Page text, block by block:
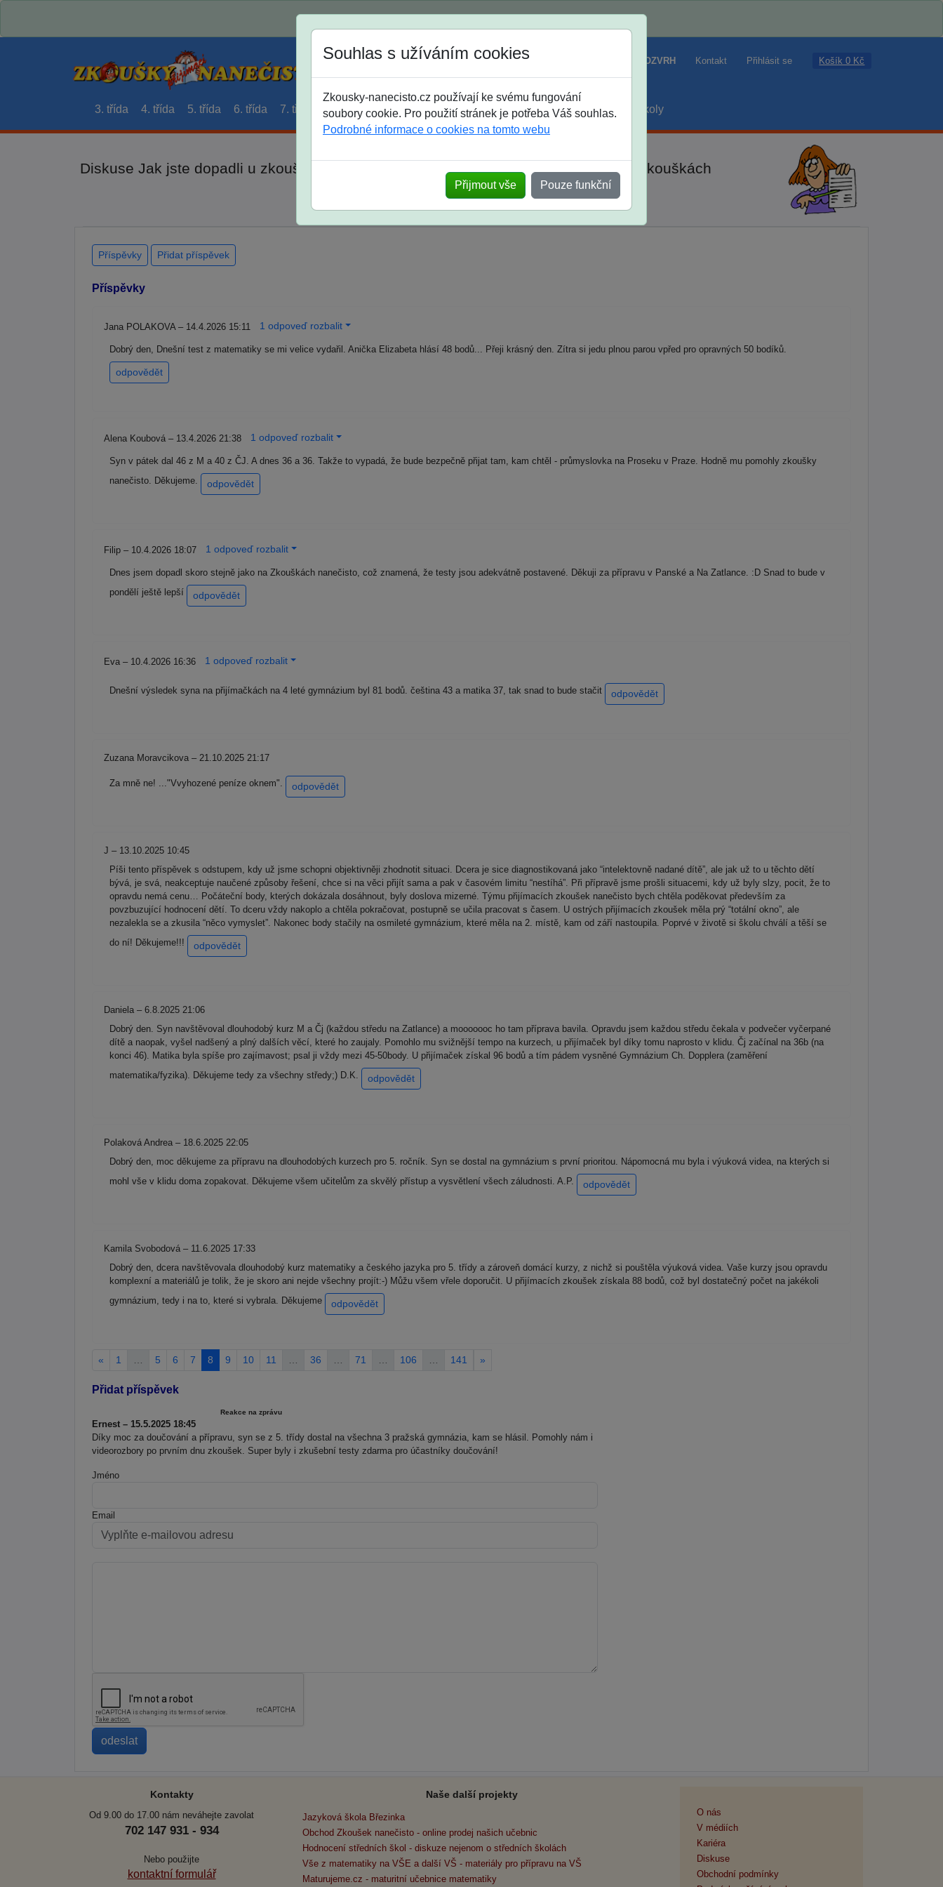
Jak si vybrat ROZVRH Kontakt Přihlásit se Košík 0 Kč
3. třída 4. třída 5. třída 6. třída 7. třída 8. třída 9. třída střední maturanti soutěže prázdniny školy
Diskuse Jak jste dopadli u zkoušek na SŠ? Vaše ohlasy po skutečných přijímacích zkouškách
Souhlas s užíváním cookies
Zkousky-nanecisto.cz používají ke svému fungování
soubory cookie. Pro použití stránek je potřeba Váš souhlas.
Podrobné informace o cookies na tomto webu
Přijmout vše Pouze funkční
Příspěvky Přidat příspěvek
Příspěvky
Jana POLAKOVA – 14.4.2026 15:11 1 odpoveď rozbalit
Dobrý den, Dnešní test z matematiky se mi velice vydařil. Anička Elizabeta hlásí 48 bodů... Přeji krásný den. Zítra si jedu plnou parou vpřed pro opravných 50 bodíků.
odpovědět
Alena Koubová – 13.4.2026 21:38 1 odpoveď rozbalit
Syn v pátek dal 46 z M a 40 z ČJ. A dnes 36 a 36. Takže to vypadá, že bude bezpečně přijat tam, kam chtěl - průmyslovka na Proseku v Praze. Hodně mu pomohly zkoušky
nanečisto. Děkujeme.
odpovědět
Filip – 10.4.2026 18:07 1 odpoveď rozbalit
Dnes jsem dopadl skoro stejně jako na Zkouškách nanečisto, což znamená, že testy jsou adekvátně postavené. Děkuji za přípravu v Panské a Na Zatlance. :D Snad to bude v
pondělí ještě lepší
odpovědět
Eva – 10.4.2026 16:36 1 odpoveď rozbalit
Dnešní výsledek syna na přijímačkách na 4 leté gymnázium byl 81 bodů. čeština 43 a matika 37, tak snad to bude stačit odpovědět
Zuzana Moravcikova – 21.10.2025 21:17
Za mně ne! ..."Vvyhozené peníze oknem". odpovědět
J – 13.10.2025 10:45
Píši tento příspěvek s odstupem, kdy už jsme schopni objektivněji zhodnotit situaci. Dcera je sice diagnostikovaná jako “intelektovně nadané dítě”, ale jak už to u těchto dětí
bývá, je svá, neakceptuje naučené způsoby řešení, chce si na věci přijít sama a pak v časovém limitu “nestíhá”. Při přípravě jsme prošli situacemi, kdy už byly slzy, pocit, že to
opravdu nemá cenu… Počáteční body, kterých dokázala dosáhnout, byly doslova mizerné. Týmu přijímacích zkoušek nanečisto bych chtěla poděkovat především za
povzbuzující hodnocení dětí. To dceru vždy nakoplo a chtěla pokračovat, postupně se učila pracovat s časem. U ostrých přijímacích zkoušek měla prý “totální okno”, ale
nezalekla se a zkusila “něco vymyslet”. Nakonec body stačily na osmileté gymnázium, které měla na 2. místě, kam od září nastoupila. Poprvé v životě si školu chválí a těší se
do ní! Děkujeme!!!
odpovědět
Daniela – 6.8.2025 21:06
Dobrý den. Syn navštěvoval dlouhodobý kurz M a Čj (každou středu na Zatlance) a mooooooc ho tam příprava bavila. Opravdu jsem každou středu čekala v podvečer vyčerpané
dítě a naopak, vyšel nadšený a plný dalších věcí, které ho zaujaly. Pomohlo mu svižnější tempo na kurzech, u přijímaček byl díky tomu naprosto v klidu. Čj začínal na 36b (na
konci 46). Matika byla spíše pro zajímavost; psal ji vždy mezi 45-50body. U přijímaček získal 96 bodů a tím pádem vysněné Gymnázium Ch. Dopplera (zaměření
matematika/fyzika). Děkujeme tedy za všechny středy;) D.K.
odpovědět
Polaková Andrea – 18.6.2025 22:05
Dobrý den, moc děkujeme za přípravu na dlouhodobých kurzech pro 5. ročník. Syn se dostal na gymnázium s první prioritou. Nápomocná mu byla i výuková videa, na kterých si
mohl vše v klidu doma zopakovat. Děkujeme všem učitelům za skvělý přístup a vysvětlení všech záludnosti. A.P.
odpovědět
Kamila Svobodová – 11.6.2025 17:33
Dobrý den, dcera navštěvovala dlouhodobý kurz matematiky a českého jazyka pro 5. třídy a zároveň domácí kurzy, z nichž si pouštěla výuková videa. Vaše kurzy jsou opravdu
komplexní a materiálů je tolik, že je skoro ani nejde všechny projít:-) Můžu všem vřele doporučit. U přijímacích zkoušek získala 88 bodů, což byl dostatečný počet na jakékoli
gymnázium, tedy i na to, které si vybrala. Děkujeme
odpovědět
« 1 5 6 7 8 9 10 11 36 71 106 141 »
Přidat příspěvek
Reakce na zprávu
Ernest – 15.5.2025 18:45
Díky moc za doučování a přípravu, syn se z 5. třídy dostal na všechna 3 pražská gymnázia, kam se hlásil. Pomohly nám i
videorozbory po prvním dnu zkoušek. Super byly i zkušební testy zdarma pro účastníky doučování!
Jméno
Email
Kontakty
Od 9.00 do 17.00 nám neváhejte zavolat
702 147 931 - 934
Nebo použijte
kontaktní formulář
Naše další projekty
Jazyková škola Březinka
Obchod Zkoušek nanečisto - online prodej našich učebnic
Hodnocení středních škol - diskuze nejenom o středních školách
Vše z matematiky na VŠE a další VŠ - materiály pro přípravu na VŠ
Maturujeme.cz - maturitní učebnice matematiky
O nás
V médiích
Kariéra
Diskuse
Obchodní podmínky